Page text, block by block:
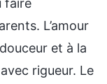
L’amour
et à la
rigueur. Le